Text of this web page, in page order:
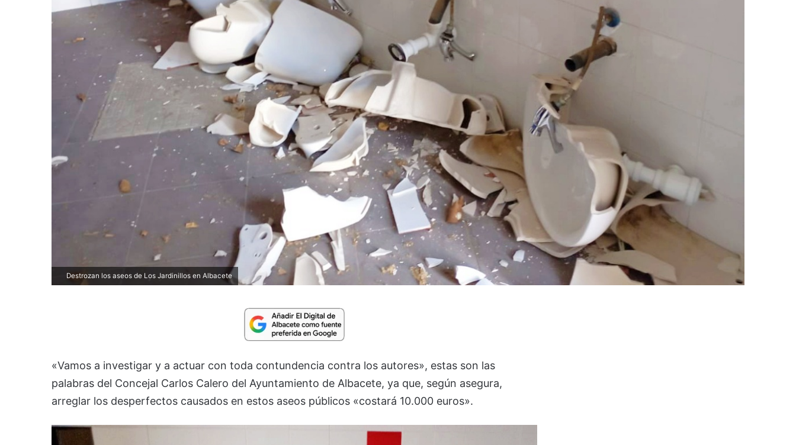
Destrozan los aseos de Los Jardinillos en Albacete
«Vamos a investigar y a actuar con toda contundencia contra los autores», estas son las
palabras del Concejal Carlos Calero del Ayuntamiento de Albacete, ya que, según asegura,
arreglar los desperfectos causados en estos aseos públicos «costará 10.000 euros».